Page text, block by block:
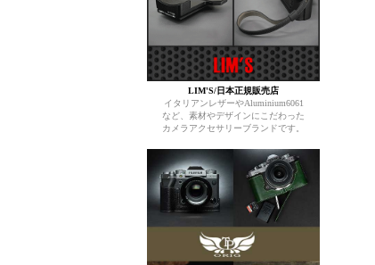
LIM'S/日本正規販売店
イタリアンレザーやAluminium6061
など、素材やデザインにこだわった
カメラアクセサリーブランドです。